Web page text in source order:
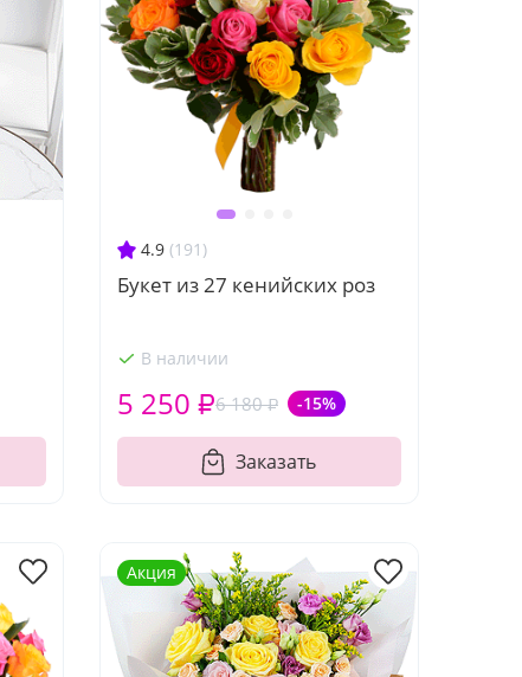
4.9 (191)
Букет из 27 кенийских роз
В наличии
6 180 ₽ -15%
5 250 ₽
Заказать
Акция